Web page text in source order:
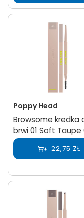
Poppy Head
Browsome kredka
brwi 01 Soft Taupe
22,75 ZŁ